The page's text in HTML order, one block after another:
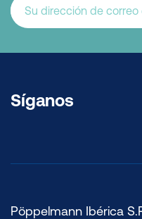
Síganos
Pöppelmann Ibérica